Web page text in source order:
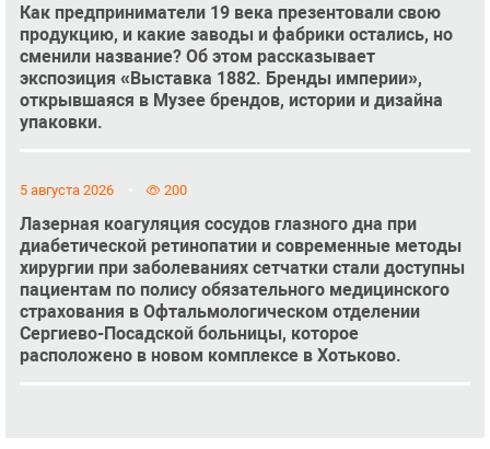
Как предприниматели 19 века презентовали свою
продукцию, и какие заводы и фабрики остались, но
сменили название? Об этом рассказывает
экспозиция «Выставка 1882. Бренды империи»,
открывшаяся в Музее брендов, истории и дизайна
упаковки.
5 августа 2026 200
Лазерная коагуляция сосудов глазного дна при
диабетической ретинопатии и современные методы
хирургии при заболеваниях сетчатки стали доступны
пациентам по полису обязательного медицинского
страхования в Офтальмологическом отделении
Сергиево-Посадской больницы, которое
расположено в новом комплексе в Хотьково.